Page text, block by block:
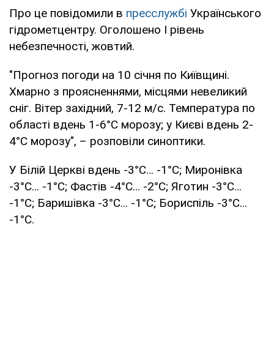
Про це повідомили в пресслужбі Українського
гідрометцентру. Оголошено I рівень
небезпечності, жовтий.
"Прогноз погоди на 10 січня по Київщині.
Хмарно з проясненнями, місцями невеликий
сніг. Вітер західний, 7-12 м/с. Температура по
області вдень 1-6°С морозу; у Києві вдень 2-
4°С морозу", – розповіли синоптики.
У Білій Церкві вдень -3°С… -1°С; Миронівка
-3°С… -1°С; Фастів -4°С… -2°С; Яготин -3°С…
-1°С; Баришівка -3°С… -1°С; Бориспіль -3°С…
-1°С.